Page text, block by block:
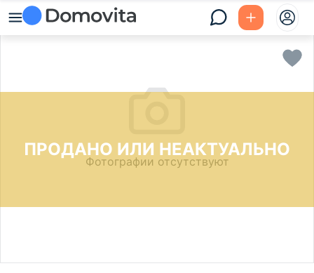
ПРОДАНО ИЛИ НЕАКТУАЛЬНО
Фотографии отсутствуют